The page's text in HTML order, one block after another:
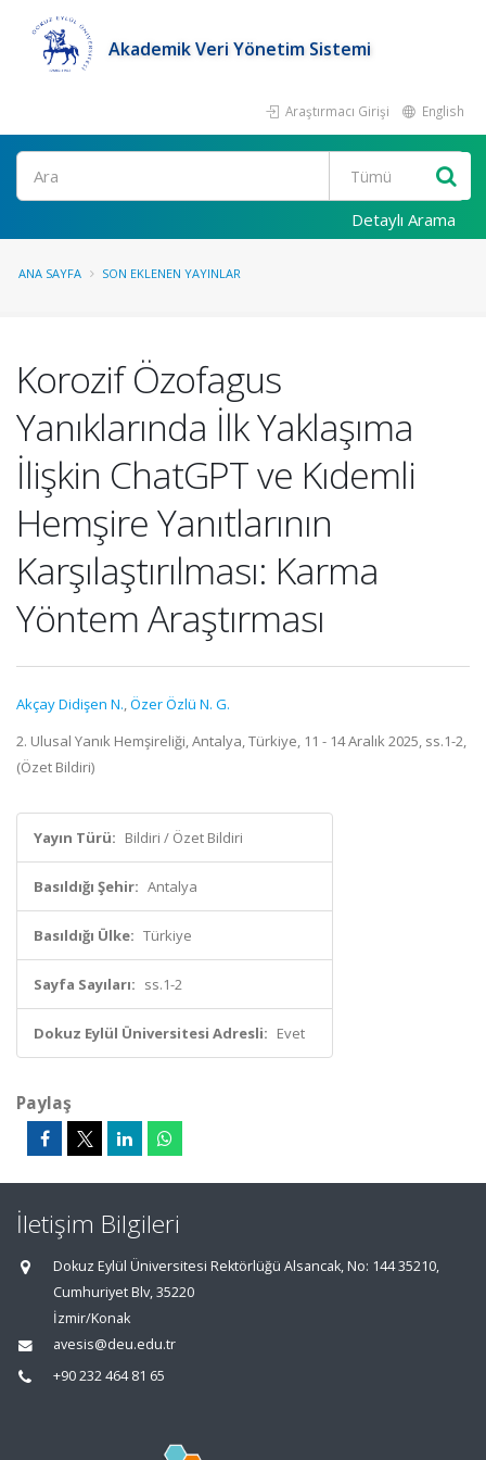
Akademik Veri Yönetim Sistemi
Araştırmacı Girişi English
Ara
Detaylı Arama
ANA SAYFA SON EKLENEN YAYINLAR
Korozif Özofagus
Yanıklarında İlk Yaklaşıma
İlişkin ChatGPT ve Kıdemli
Hemşire Yanıtlarının
Karşılaştırılması: Karma
Yöntem Araştırması
Akçay Didişen N.,Özer Özlü N. G.
2. Ulusal Yanık Hemşireliği, Antalya, Türkiye, 11 - 14 Aralık 2025, ss.1-2,
(Özet Bildiri)
Yayın Türü: Bildiri / Özet Bildiri
Basıldığı Şehir: Antalya
Basıldığı Ülke: Türkiye
Sayfa Sayıları: ss.1-2
Dokuz Eylül Üniversitesi Adresli: Evet
Paylaş
İletişim Bilgileri
Dokuz Eylül Üniversitesi Rektörlüğü Alsancak, No: 144 35210,
Cumhuriyet Blv, 35220
İzmir/Konak
avesis@deu.edu.tr
+90 232 464 81 65